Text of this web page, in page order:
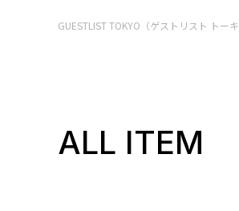
GUESTLIST TOKYO（ゲストリスト トー
ALL ITEM